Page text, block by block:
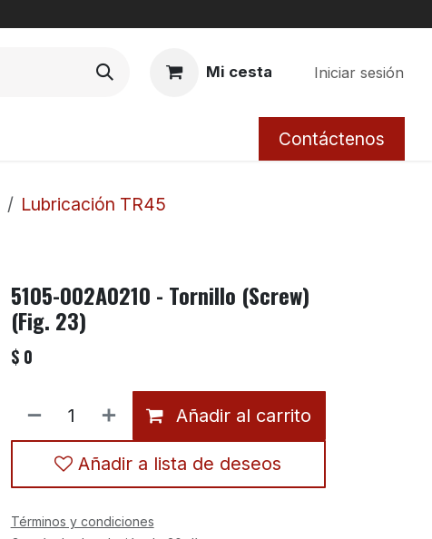
Mi cesta Iniciar sesión
Contáctenos
Lubricación TR45
5105-002A0210 - Tornillo (Screw)
(Fig. 23)
$ 0
Añadir al carrito
Añadir a lista de deseos
Términos y condiciones